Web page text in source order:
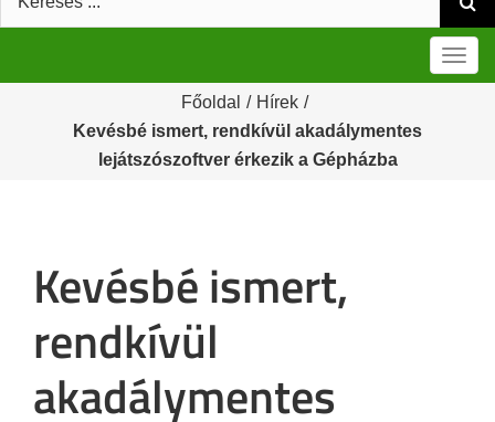
Főoldal / Hírek /
Kevésbé ismert, rendkívül akadálymentes
lejátszószoftver érkezik a Gépházba
Kevésbé ismert,
rendkívül
akadálymentes